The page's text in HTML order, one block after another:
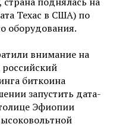
Техас в США) по
оборудования.
внимание на
биткоина
запустить дата-
Эфиопии